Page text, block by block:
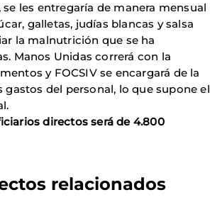
se les entregaría de manera mensual
galletas, judías blancas y salsa
la malnutrición que se ha
Manos Unidas correrá con la
y FOCSIV se encargará de la
del personal, lo que supone el
directos será de 4.800
relacionados